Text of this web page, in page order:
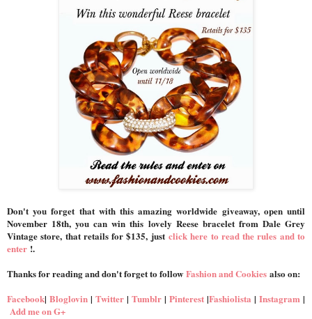
Don't you forget that with this amazing worldwide giveaway, open until
November 18th, you can win this lovely Reese bracelet from Dale Grey
Vintage store, that retails for $135, just click here to read the rules and to
enter !.
Thanks for reading and don't forget to follow Fashion and Cookies also on:
Facebook| Bloglovin | Twitter | Tumblr | Pinterest |Fashiolista | Instagram |
Add me on G+